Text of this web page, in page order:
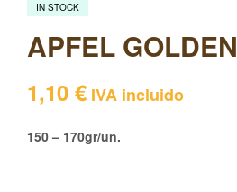
IN STOCK
APFEL GOLDEN
1,10 € IVA incluido
150 – 170gr/un.